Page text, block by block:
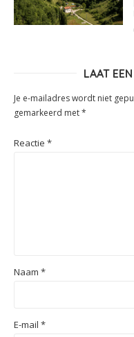
LAAT
Je e-mailadres wordt niet
gemarkeerd met*
Reactie *
Naam *
E-mail *